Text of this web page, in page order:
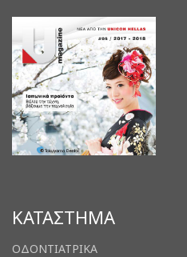
ΚΑΤΑΣΤΗΜΑ
ΟΔΟΝΤΙΑΤΡΙΚΑ